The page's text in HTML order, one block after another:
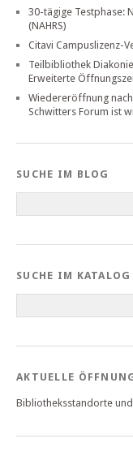
30-tägige Testphase:
(NAHRS)
Citavi Campuslizenz-
Teilbibliothek
Erweiterte
Wiedereröffnung
Schwitters Forum ist
SUCHE IM BLOG
SUCHE IM KATALOG
AKTUELLE
Bibliotheksstandorte